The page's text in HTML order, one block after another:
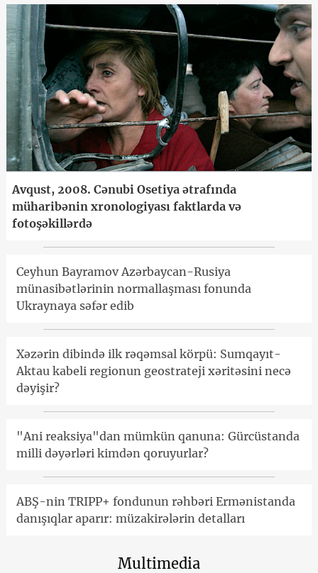
Avqust, 2008. Cənubi Osetiya ətrafında
müharibənin xronologiyası faktlarda və
fotoşəkillərdə
Ceyhun Bayramov Azərbaycan-Rusiya
münasibətlərinin normallaşması fonunda
Ukraynaya səfər edib
Xəzərin dibində ilk rəqəmsal körpü: Sumqayıt-
Aktau kabeli regionun geostrateji xəritəsini necə
dəyişir?
"Ani reaksiya"dan mümkün qanuna: Gürcüstanda
milli dəyərləri kimdən qoruyurlar?
ABŞ-nin TRIPP+ fondunun rəhbəri Ermənistanda
danışıqlar aparır: müzakirələrin detalları
Multimedia